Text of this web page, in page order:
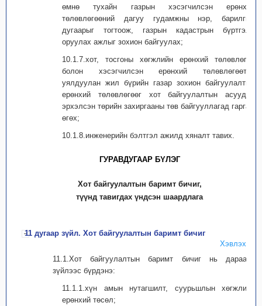
өмнө тухайн газрын хэсэгчилсэн ерөнхий
төлөвлөгөөний дагуу гудамжны нэр, барилгын
дугаарыг тогтоож, газрын кадастрын бүртгэлд
оруулах ажлыг зохион байгуулах;
10.1.7.хот, тосгоны хөгжлийн ерөнхий төлөвлөгөө
болон хэсэгчилсэн ерөнхий төлөвлөгөөтэй
уялдуулан жил бүрийн газар зохион байгуулалтын
ерөнхий төлөвлөгөөг хот байгуулалтын асуудал
эрхэлсэн төрийн захиргааны төв байгууллагад гаргаж
өгөх;
10.1.8.инженерийн бэлтгэл ажилд хяналт тавих.
ГУРАВДУГААР БYЛЭГ
Хот байгуулалтын баримт бичиг,
түүнд тавигдах үндсэн шаардлага
11 дугаар зүйл. Хот байгуулалтын баримт бичиг
Хэвлэх
11.1.Хот байгуулалтын баримт бичиг нь дараахь
зүйлээс бүрдэнэ:
11.1.1.хүн амын нутагшилт, суурьшлын хөгжлийн
ерөнхий төсөл;